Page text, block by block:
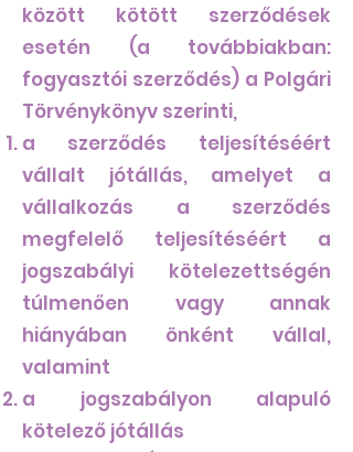
között kötött szerződések
esetén (a továbbiakban:
fogyasztói szerződés) a Polgári
Törvénykönyv szerinti,
a szerződés teljesítéséért
vállalt jótállás, amelyet a
vállalkozás a szerződés
megfelelő teljesítéséért a
jogszabályi kötelezettségén
túlmenően vagy annak
hiányában önként vállal,
valamint
a jogszabályon alapuló
kötelező jótállás